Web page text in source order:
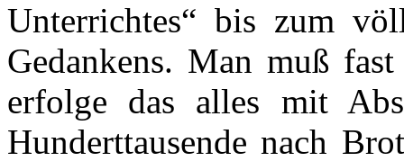
Unterrichtes“ bis zum
Gedankens. Man muß
erfolge das alles mit
Hunderttausende nach